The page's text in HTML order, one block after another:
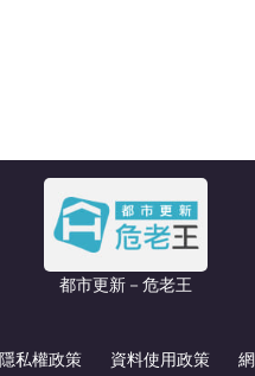
都市更新－危老王
隱私權政策 資料使用政策